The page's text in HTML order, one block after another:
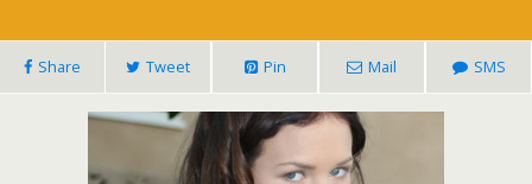
Share Tweet Pin Mail SMS